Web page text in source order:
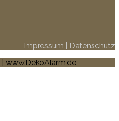
Impressum
Datenschutz
www.DekoAlarm.de